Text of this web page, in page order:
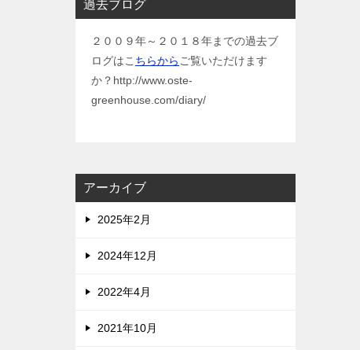
過去ブログ
２００９年～２０１８年までの過去ブ
ログはこ ちらから ご覧いただけます
か？http://www.oste-
greenhouse.com/diary/
アーカイブ
2025年2月
2024年12月
2022年4月
2021年10月